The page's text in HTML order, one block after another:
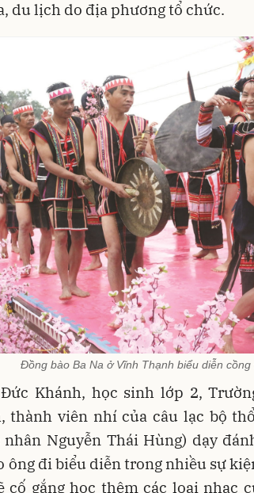
du lịch do địa phương tổ chức.
Đồng bào Ba Na ở Vĩnh Thạnh biểu diễn cồng
Đức Khánh, học sinh lớp 2,
thành viên nhí của câu lạc bộ
nhân Nguyễn Thái Hùng) dạy
ông đi biểu diễn trong nhiều sự
cố gắng học thêm các loại nhạc